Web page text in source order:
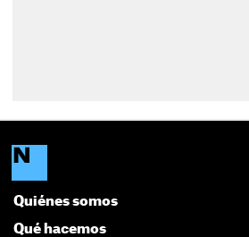
Quiénes somos
Qué hacemos